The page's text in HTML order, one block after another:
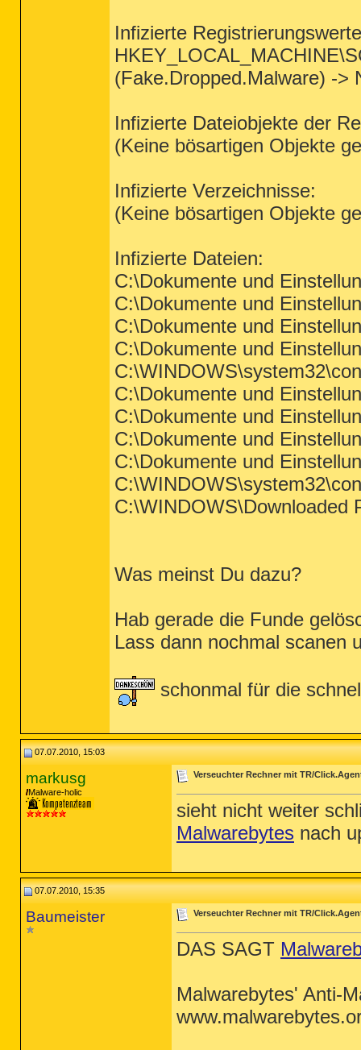
Infizierte
(Fake.Dropped.Malware) ->
Infizierte Dateiobjekte der
(Keine bösartigen Objekte
Infizierte Verzeichnisse:
(Keine bösartigen Objekte
Infizierte Dateien:
C:\Dokumente und
C:\Dokumente und
C:\Dokumente und
C:\Dokumente und
C:\Dokumente und
C:\Dokumente und
C:\Dokumente und
C:\Dokumente und
C:\WINDOWS\Downloaded
Was meinst Du dazu?
Hab gerade die Funde
Lass dann nochmal scanen
schonmal für die
07.07.2010, 15:03
markusg
Malware-holic
Verseuchter Rechner mit TR/
sieht nicht weiter
Malwarebytes nach
07.07.2010, 15:35
Baumeister Verseuchter Rechner mit TR/
DAS SAGT
Malwarebytes' Anti-